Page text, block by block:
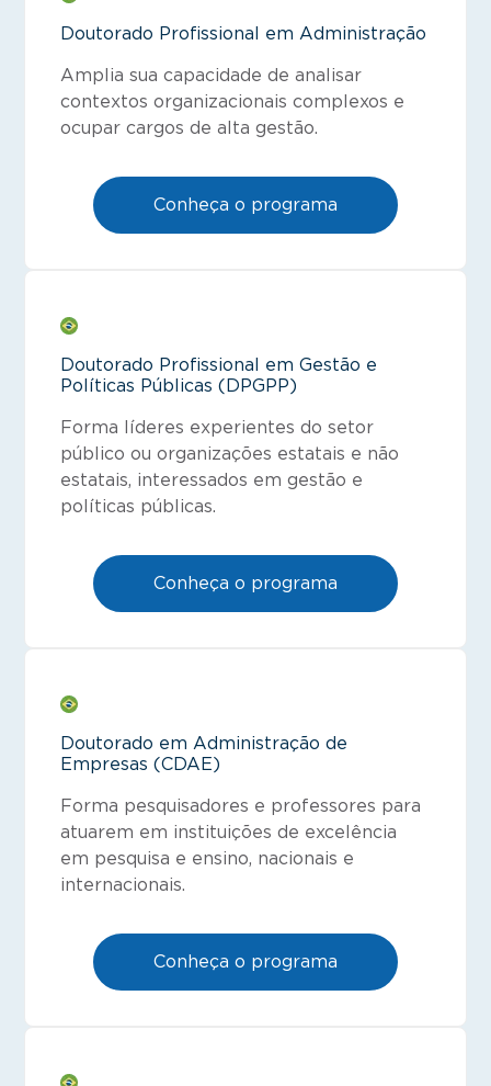
Doutorado Profissional em Administração
Amplia sua capacidade de analisar
contextos organizacionais complexos e
ocupar cargos de alta gestão.
Conheça o programa
Doutorado Profissional em Gestão e
Políticas Públicas (DPGPP)
Forma líderes experientes do setor
público ou organizações estatais e não
estatais, interessados em gestão e
políticas públicas.
Conheça o programa
Doutorado em Administração de
Empresas (CDAE)
Forma pesquisadores e professores para
atuarem em instituições de excelência
em pesquisa e ensino, nacionais e
internacionais.
Conheça o programa